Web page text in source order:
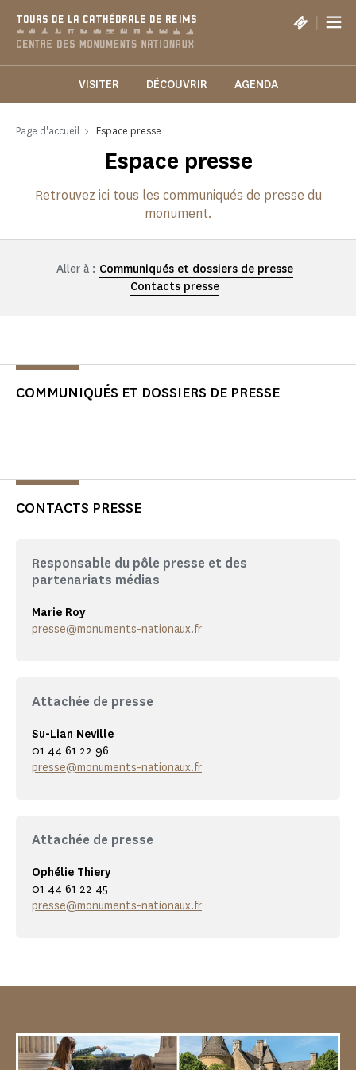
TOURS DE LA CATHÉDRALE DE REIMS |
VISITER DÉCOUVRIR AGENDA
Page d'accueil Espace presse
Espace presse
Retrouvez ici tous les communiqués de presse du
monument.
Aller à : Communiqués et dossiers de presse
Contacts presse
COMMUNIQUÉS ET DOSSIERS DE PRESSE
CONTACTS PRESSE
Responsable du pôle presse et des
partenariats médias
Marie Roy
presse@monuments-nationaux.fr
Attachée de presse
Su-Lian Neville
01 44 61 22 96
presse@monuments-nationaux.fr
Attachée de presse
Ophélie Thiery
01 44 61 22 45
presse@monuments-nationaux.fr